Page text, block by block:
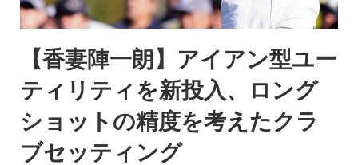
【香妻陣一朗】アイアン型ユー
ティリティを新投入、ロング
ショットの精度を考えたクラ
ブセッティング